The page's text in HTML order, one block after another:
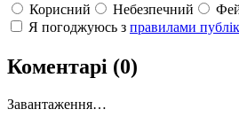
Корисний Небезпечний
Я погоджуюсь з правилами
Коментарі (0)
Завантаження…